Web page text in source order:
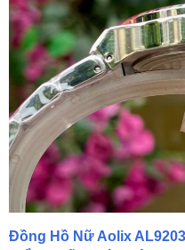
Đồng Hồ Nữ Aolix